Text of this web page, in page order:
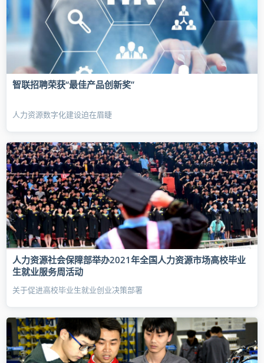
智联招聘荣获“最佳产品创新奖”
人力资源数字化建设迫在眉睫
人力资源社会保障部举办2021年全国人力资源市场高校毕业
生就业服务周活动
关于促进高校毕业生就业创业决策部署